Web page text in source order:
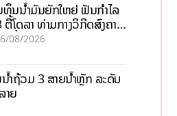
ນນ້ຳມັນຍັກໃຫຍ່ ຟັນກຳໄລ
ຕື້ໂດລາ ທ່າມກາງວິກິດສົງຄາມ
ຄານໍ້າມັນແພງ
08/2026
າຖ້ວມ 3 ສາຍນໍ້າຫຼັກ ລະດັບ
າຍ